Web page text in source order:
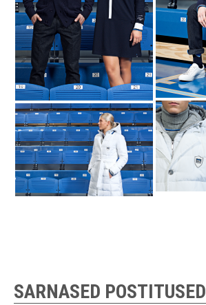
SARNASED POSTITUSED